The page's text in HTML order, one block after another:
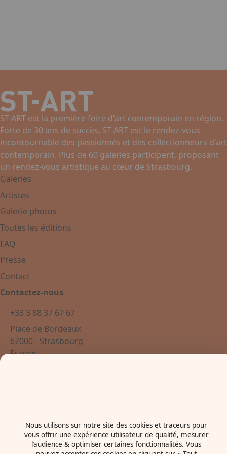
ST-ART est la première foire d'art contemporain en région.
Forte de 30 ans de succès, ST-ART est le rendez-vous
incontournable des passionnés et des collectionneurs d'art
contemporain. Plus de 60 galeries participent, proposant
un rendez-vous artistique au cœur de Strasbourg.
Galeries
Artistes
Galerie photos
Toutes les éditions
FAQ
Presse
Contact
Contactez-nous
+33 3 88 37 67 67
Place de Bordeaux
67000 - Strasbourg
France
Mentions légales
Politiques cookies
Nous utilisons sur notre site des cookies et traceurs pour
vous offrir une expérience utilisateur de qualité, mesurer
l’audience & optimiser certaines fonctionnalités. Vous